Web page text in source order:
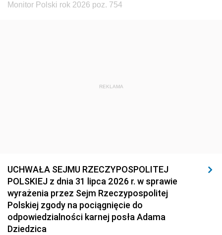
Monitor Polski rok 2026 poz. 754
REKLAMA
UCHWAŁA SEJMU RZECZYPOSPOLITEJ
POLSKIEJ z dnia 31 lipca 2026 r. w sprawie
wyrażenia przez Sejm Rzeczypospolitej
Polskiej zgody na pociągnięcie do
odpowiedzialności karnej posła Adama
Dziedzica